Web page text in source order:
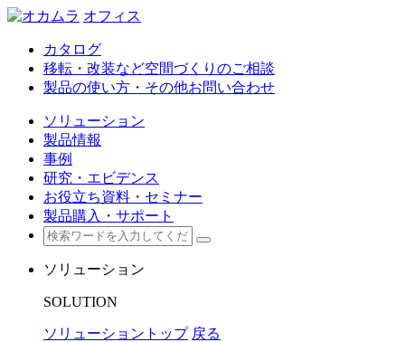
オフィス
カタログ
移転・改装など空間づくりのご相談
製品の使い方・その他お問い合わせ
ソリューション
製品情報
事例
研究・エビデンス
お役立ち資料・セミナー
製品購入・サポート
ソリューション
SOLUTION
ソリューショントップ 戻る